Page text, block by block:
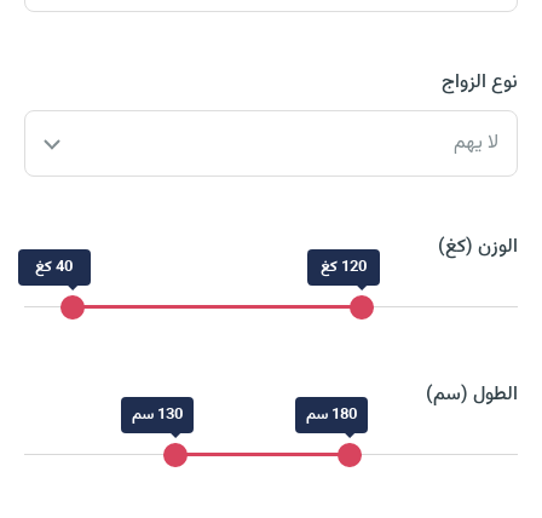
نوع الزواج
لا يهم
الوزن (كغ)
40 كغ 120 كغ
الطول (سم)
130 سم 180 سم